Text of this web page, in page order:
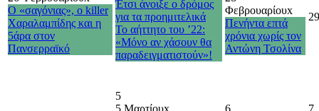
Ο «σαγόνιας», ο killer
Χαραλαμπίδης και η
5άρα στον
Πανσερραϊκό
Έτσι άνοιξε ο δρόμος
για τα προημιτελικά
Το αήττητο του ’22:
«Μόνο αν χάσουν θα
παραδειγματιστούν»!
Φεβρουαρίουx
Πενήντα επτά
χρόνια χωρίς τον
Αντώνη Τσολίνα
29
5
5 Μαρτίουx
6
7